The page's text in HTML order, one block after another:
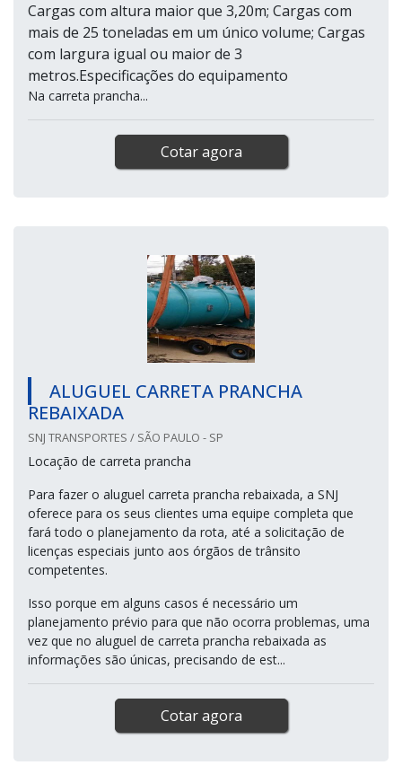
Cargas com altura maior que 3,20m; Cargas com
mais de 25 toneladas em um único volume; Cargas
com largura igual ou maior de 3
metros.Especificações do equipamento
Na carreta prancha...
Cotar agora
ALUGUEL CARRETA PRANCHA
REBAIXADA
SNJ TRANSPORTES / SÃO PAULO - SP
Locação de carreta prancha
Para fazer o aluguel carreta prancha rebaixada, a SNJ
oferece para os seus clientes uma equipe completa que
fará todo o planejamento da rota, até a solicitação de
licenças especiais junto aos órgãos de trânsito
competentes.
Isso porque em alguns casos é necessário um
planejamento prévio para que não ocorra problemas, uma
vez que no aluguel de carreta prancha rebaixada as
informações são únicas, precisando de est...
Cotar agora